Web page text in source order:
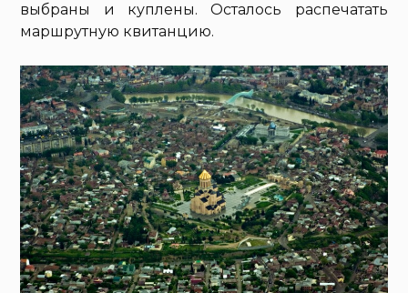
выбраны и куплены. Осталось распечатать
маршрутную квитанцию.